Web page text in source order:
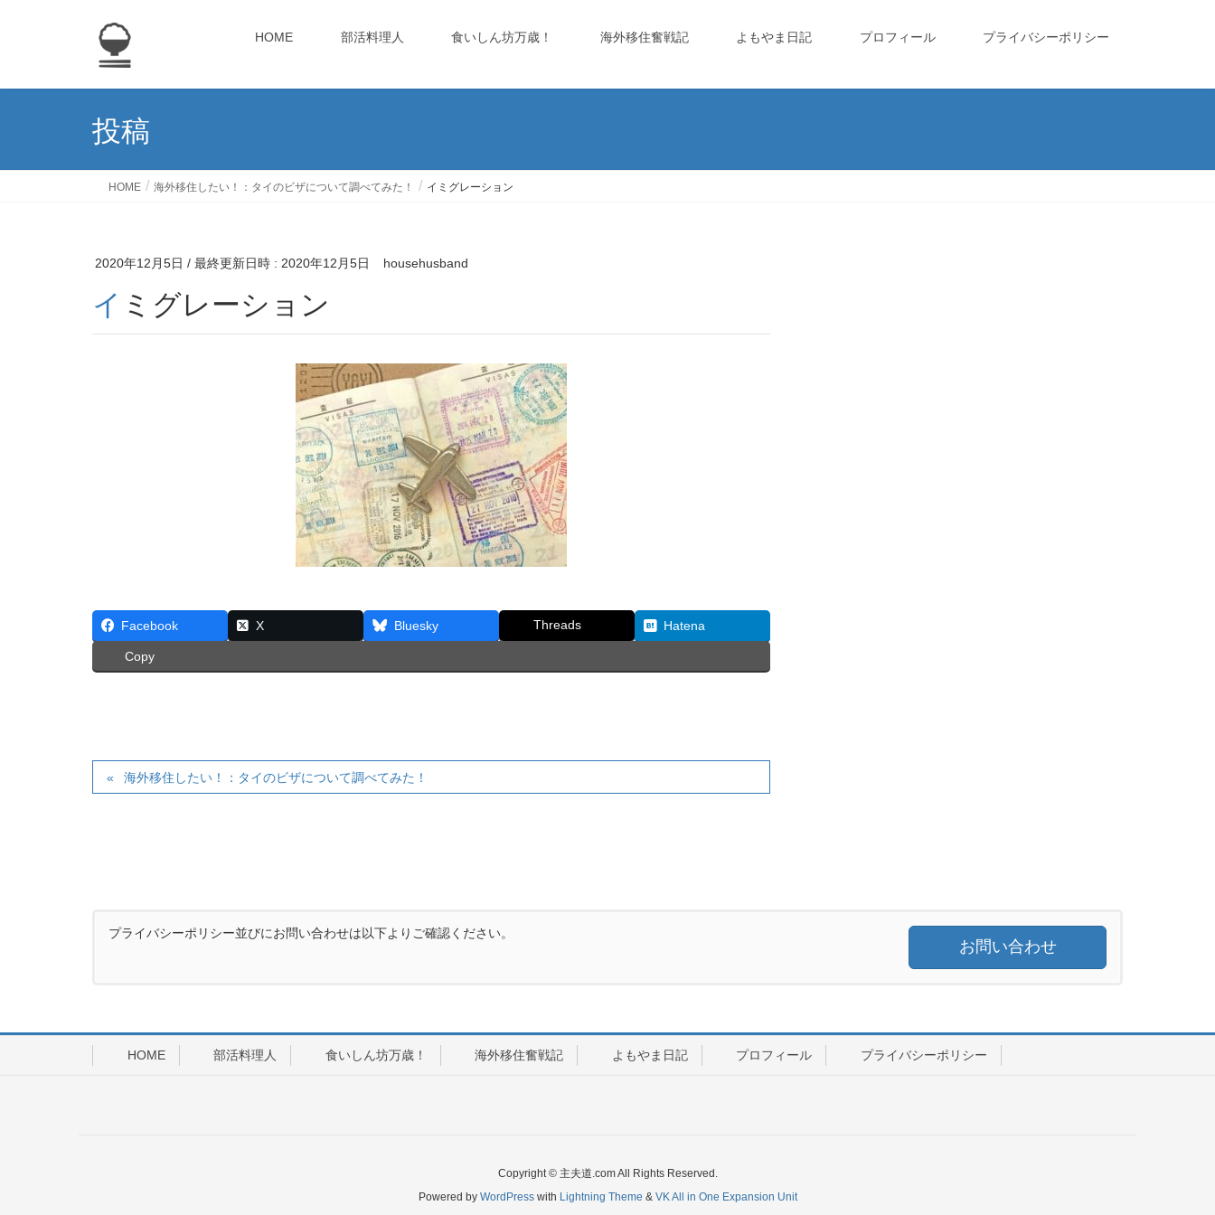
HOME 部活料理人 食いしん坊万歳！ 海外移住奮戦記 よもやま日記 プロフィール プライバシーポリシー
投稿
HOME 海外移住したい！：タイのビザについて調べてみた！ イミグレーション
2020年12月5日 / 最終更新日時 : 2020年12月5日 househusband
イミグレーション
Facebook X Bluesky Threads Hatena
Copy
海外移住したい！：タイのビザについて調べてみた！
プライバシーポリシー並びにお問い合わせは以下よりご確認ください。
お問い合わせ
HOME 部活料理人 食いしん坊万歳！ 海外移住奮戦記 よもやま日記 プロフィール プライバシーポリシー
Copyright © 主夫道.com All Rights Reserved.
Powered by WordPresswith Lightning Theme & VK All in One Expansion Unit